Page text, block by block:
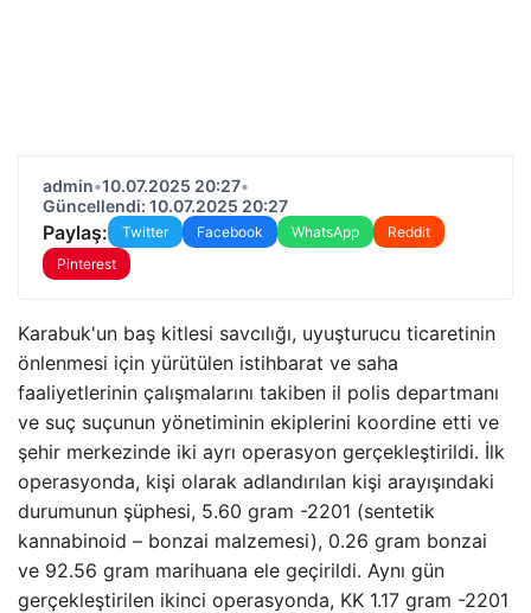
admin•10.07.2025 20:27•
Güncellendi: 10.07.2025 20:27
Paylaş: Twitter Facebook WhatsApp
Reddit
Pinterest
Karabuk'un baş kitlesi savcılığı, uyuşturucu ticaretinin
önlenmesi için yürütülen istihbarat ve saha
faaliyetlerinin çalışmalarını takiben il polis departmanı
ve suç suçunun yönetiminin ekiplerini koordine etti ve
şehir merkezinde iki ayrı operasyon gerçekleştirildi. İlk
operasyonda, kişi olarak adlandırılan kişi arayışındaki
durumunun şüphesi, 5.60 gram -2201 (sentetik
kannabinoid – bonzai malzemesi), 0.26 gram bonzai
ve 92.56 gram marihuana ele geçirildi. Aynı gün
gerçekleştirilen ikinci operasyonda, KK 1.17 gram -2201